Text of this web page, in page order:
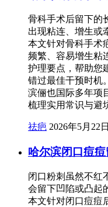
骨科手术后留下的
出现粘连、增生或
本文针对骨科手
频繁、容易增生粘
护理要点，帮助您
错过最佳干预时机
滨俪也国际多年项
梳理实用常识与避
祛疤 2026年5月22日
哈尔滨闭口痘
闭口粉刺虽然不红
会留下凹陷或凸起
本文针对闭口痘